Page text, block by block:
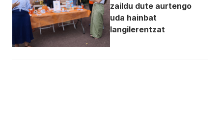
zaildu dute aurtengo
uda hainbat
langilerentzat